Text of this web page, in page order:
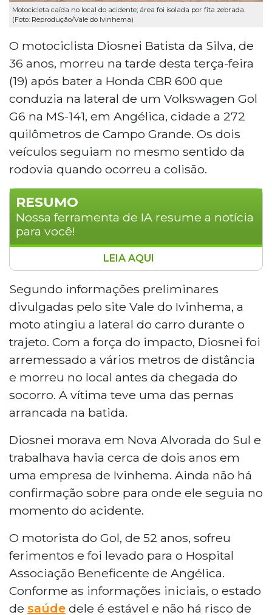
Motocicleta caída no local do acidente; área foi isolada por fita zebrada.
(Foto: Reprodução/Vale do Ivinhema)
O motociclista Diosnei Batista da Silva, de
36 anos, morreu na tarde desta terça-feira
(19) após bater a Honda CBR 600 que
conduzia na lateral de um Volkswagen Gol
G6 na MS-141, em Angélica, cidade a 272
quilômetros de Campo Grande. Os dois
veículos seguiam no mesmo sentido da
rodovia quando ocorreu a colisão.
RESUMO
Nossa ferramenta de IA resume a notícia
para você!
Motociclista de 36 anos morreu após
colidir com um carro na MS-141, em
Angélica, a 272 km de Campo Grande.
Diosnei Batista da Silva conduzia uma
Honda CBR 600 quando atingiu a lateral
de um Volkswagen Gol G6. Com o
impacto, ele foi arremessado e morreu no
local, tendo uma das pernas arrancada. O
motorista do carro, de 52 anos, foi
hospitalizado em estado estável. As
causas do acidente são investigadas.
LEIA AQUI
Segundo informações preliminares
divulgadas pelo site Vale do Ivinhema, a
moto atingiu a lateral do carro durante o
trajeto. Com a força do impacto, Diosnei foi
arremessado a vários metros de distância
e morreu no local antes da chegada do
socorro. A vítima teve uma das pernas
arrancada na batida.
Diosnei morava em Nova Alvorada do Sul e
trabalhava havia cerca de dois anos em
uma empresa de Ivinhema. Ainda não há
confirmação sobre para onde ele seguia no
momento do acidente.
O motorista do Gol, de 52 anos, sofreu
ferimentos e foi levado para o Hospital
Associação Beneficente de Angélica.
Conforme as informações iniciais, o estado
de saúde dele é estável e não há risco de